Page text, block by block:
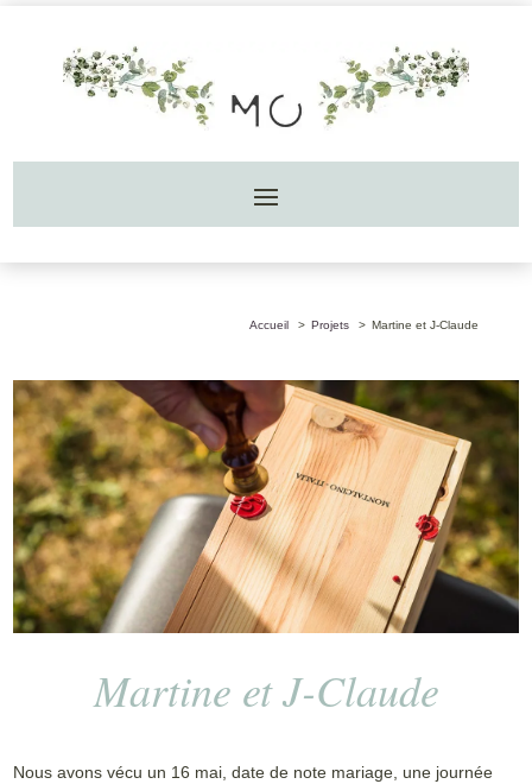
Accueil Projets Martine et J-Claude
Martine et J-Claude
Nous avons vécu un 16 mai, date de note mariage, une journée